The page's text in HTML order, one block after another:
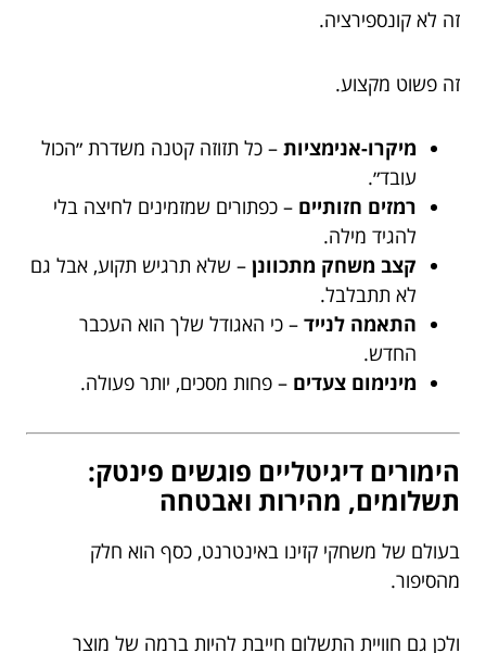
זה לא קונספירציה.
זה פשוט מקצוע.
מיקרו-אנימציות – כל תזוזה קטנה משדרת ״הכול
עובד״.
רמזים חזותיים – כפתורים שמזמינים לחיצה בלי
להגיד מילה.
קצב משחק מתכוונן – שלא תרגיש תקוע, אבל גם
לא תתבלבל.
התאמה לנייד – כי האגודל שלך הוא העכבר
החדש.
מינימום צעדים – פחות מסכים, יותר פעולה.
הימורים דיגיטליים פוגשים פינטק:
תשלומים, מהירות ואבטחה
בעולם של משחקי קזינו באינטרנט, כסף הוא חלק
מהסיפור.
ולכן גם חוויית התשלום חייבת להיות ברמה של מוצר